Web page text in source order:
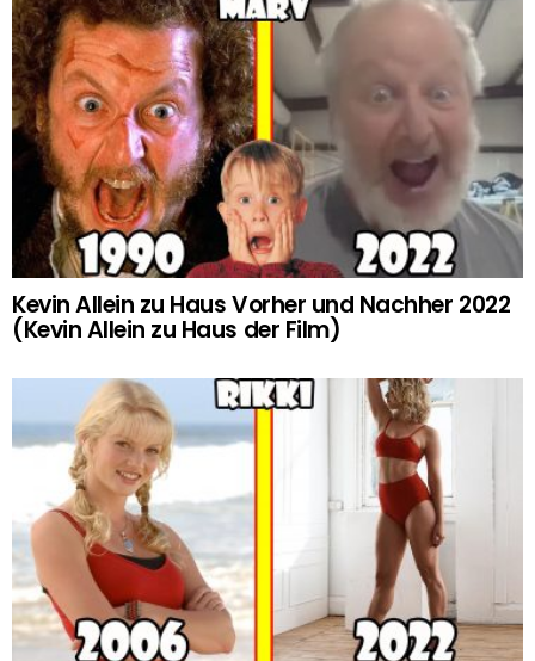
Kevin Allein zu Haus Vorher und Nachher 2022
(Kevin Allein zu Haus der Film)